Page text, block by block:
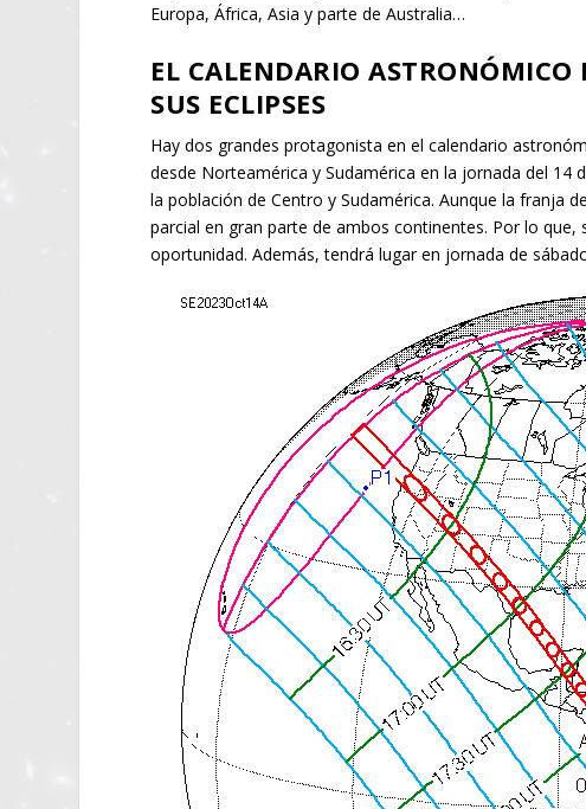
Europa, África, Asia y parte de Australia…
EL CALENDARIO ASTRONÓMICO
SUS ECLIPSES
Hay dos grandes protagonista en el calendario
desde Norteamérica y Sudamérica en la jornada del
la población de Centro y Sudamérica. Aunque la franja
parcial en gran parte de ambos continentes. Por lo
oportunidad. Además, tendrá lugar en jornada de